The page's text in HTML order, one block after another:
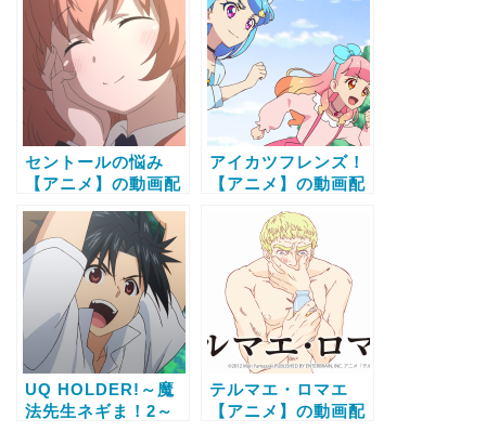
セントールの悩み
【アニメ】の動画配
料で全話視聴する方
法
アイカツフレンズ！
【アニメ】の動画配
料で全話視聴する方
UQ HOLDER!～魔
法先生ネギま！2～
テルマエ・ロマエ
【アニメ】の動画配